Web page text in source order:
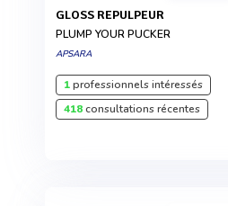
GLOSS REPULPEUR
PLUMP YOUR PUCKER
APSARA
1professionnels intéressés
418consultations récentes